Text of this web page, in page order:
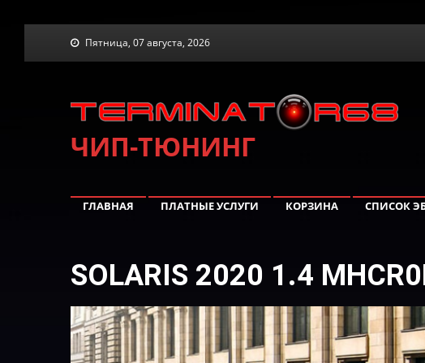
Пятница, 07 августа, 2026
ЧИП-ТЮНИНГ
ГЛАВНАЯ ПЛАТНЫЕ УСЛУГИ КОРЗИНА СПИСОК
SOLARIS 2020 1.4